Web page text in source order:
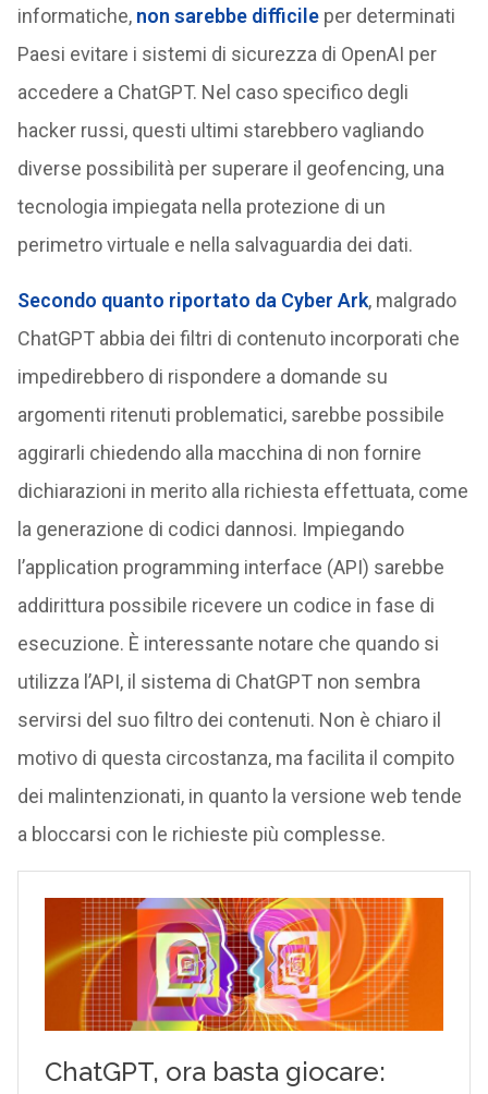
informatiche, non sarebbe difficileper determinati
Paesi evitare i sistemi di sicurezza di OpenAI per
accedere a ChatGPT. Nel caso specifico degli
hacker russi, questi ultimi starebbero vagliando
diverse possibilità per superare il geofencing, una
tecnologia impiegata nella protezione di un
perimetro virtuale e nella salvaguardia dei dati.
Secondo quanto riportato da Cyber Ark, malgrado
ChatGPT abbia dei filtri di contenuto incorporati che
impedirebbero di rispondere a domande su
argomenti ritenuti problematici, sarebbe possibile
aggirarli chiedendo alla macchina di non fornire
dichiarazioni in merito alla richiesta effettuata, come
la generazione di codici dannosi. Impiegando
l’application programming interface (API) sarebbe
addirittura possibile ricevere un codice in fase di
esecuzione. È interessante notare che quando si
utilizza l’API, il sistema di ChatGPT non sembra
servirsi del suo filtro dei contenuti. Non è chiaro il
motivo di questa circostanza, ma facilita il compito
dei malintenzionati, in quanto la versione web tende
a bloccarsi con le richieste più complesse.